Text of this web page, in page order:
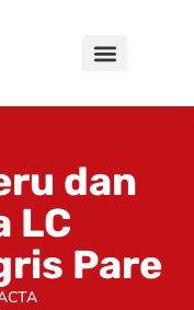
dan
LC
Pare